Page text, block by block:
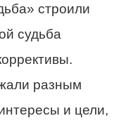
строили
судьба
разным
и цели,